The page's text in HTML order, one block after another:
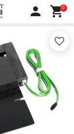
person shopping_cart0
favorite_border